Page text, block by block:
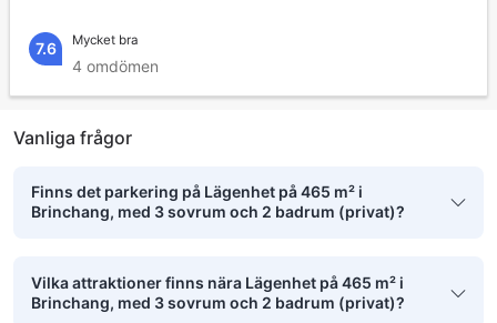
7.6 Mycket bra
4 omdömen
Vanliga frågor
Finns det parkering på Lägenhet på 465 m² i
Brinchang, med 3 sovrum och 2 badrum (privat)?
Vilka attraktioner finns nära Lägenhet på 465 m² i
Brinchang, med 3 sovrum och 2 badrum (privat)?